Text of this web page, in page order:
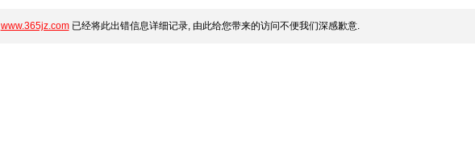
www.365jz.com已经将此出错信息详细记录, 由此给您带来的访问不便我们深感歉意.